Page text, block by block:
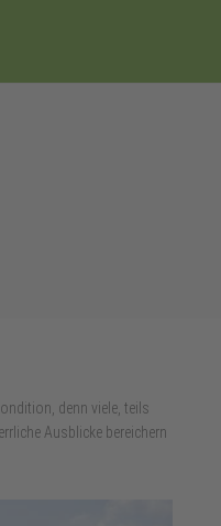
denn viele, teils
Ausblicke bereichern